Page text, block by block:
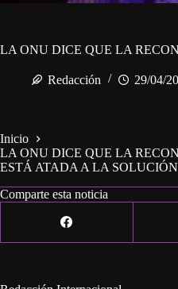
LA ONU DICE QUE LA
Redacción 29/04/
Inicio
LA ONU DICE QUE LA
ESTÁ ATADA A LA
Comparte esta noticia